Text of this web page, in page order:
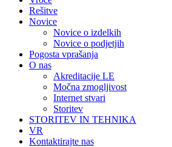
Rešitve
Novice
Novice o izdelkih
Novice o podjetjih
Pogosta vprašanja
O nas
Akreditacije LE
Močna zmogljivost
Internet stvari
Storitev
STORITEV IN TEHNIKA
VR
Kontaktirajte nas